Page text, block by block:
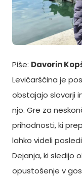
Piše: Davorin
Levičarščina je
obstajajo slovarji
njo. Gre za
prihodnosti, ki
lahko videli
Dejanja, ki sledijo
opustošenje v